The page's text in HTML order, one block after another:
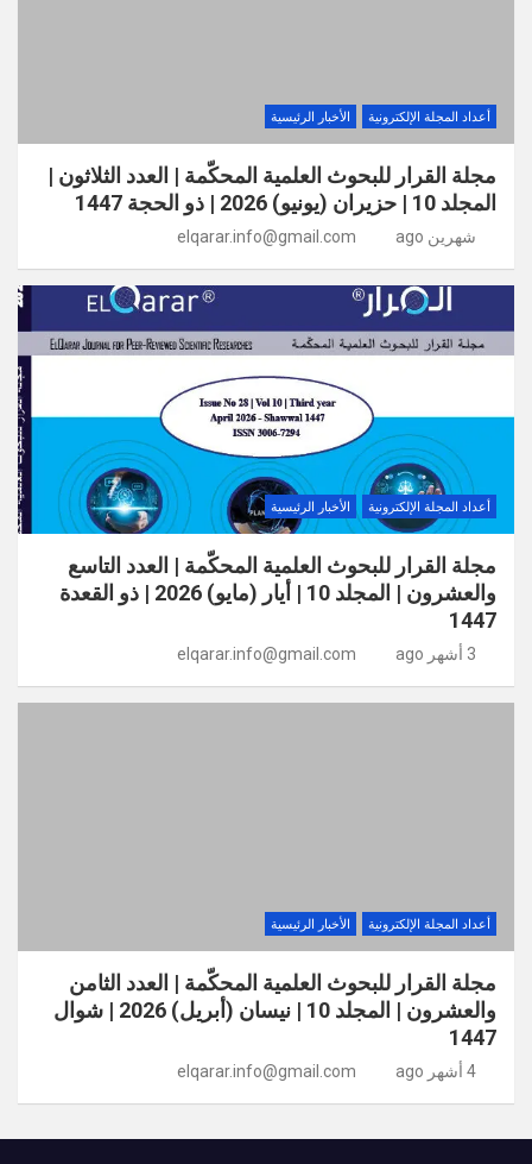
أعداد المجلة الإلكترونية الأخبار الرئيسية
مجلة القرار للبحوث العلمية المحكّمة | العدد الثلاثون |
المجلد 10 | حزيران (يونيو) 2026 | ذو الحجة 1447
شهرين ago elqarar.info@gmail.com
أعداد المجلة الإلكترونية الأخبار الرئيسية
مجلة القرار للبحوث العلمية المحكّمة | العدد التاسع
والعشرون | المجلد 10 | أيار (مايو) 2026 | ذو القعدة
1447
3 أشهر ago elqarar.info@gmail.com
أعداد المجلة الإلكترونية الأخبار الرئيسية
مجلة القرار للبحوث العلمية المحكّمة | العدد الثامن
والعشرون | المجلد 10 | نيسان (أبريل) 2026 | شوال
1447
4 أشهر ago elqarar.info@gmail.com